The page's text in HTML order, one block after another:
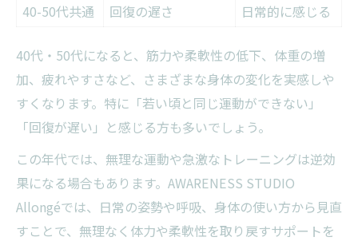
40-50代共通
回復の遅さ 日常的に感じる
40代・50代になると、筋力や柔軟性の低下、体重の増
加、疲れやすさなど、さまざまな身体の変化を実感しや
すくなります。特に「若い頃と同じ運動ができない」
「回復が遅い」と感じる方も多いでしょう。
この年代では、無理な運動や急激なトレーニングは逆効
果になる場合もあります。AWARENESS STUDIO
Allongéでは、日常の姿勢や呼吸、身体の使い方から見直
すことで、無理なく体力や柔軟性を取り戻すサポートを